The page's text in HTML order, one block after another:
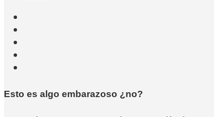
Esto es algo embarazoso ¿no?